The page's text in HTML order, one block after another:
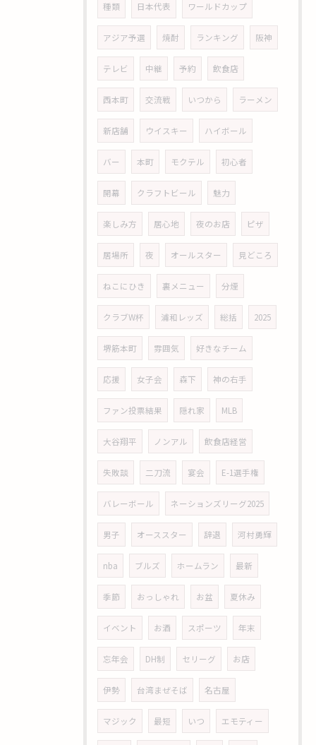
種類 日本代表 ワールドカップ
アジア予選 焼酎 ランキング 阪神
テレビ 中継 予約 飲食店
西本町 交流戦 いつから ラーメン
新店舗 ウイスキー ハイボール
バー 本町 モクテル 初心者
開幕 クラフトビール 魅力
楽しみ方 居心地 夜のお店 ピザ
居場所 夜 オールスター 見どころ
ねこにひき 裏メニュー 分煙
クラブW杯 浦和レッズ 総括 2025
堺筋本町 雰囲気 好きなチーム
応援 女子会 森下 神の右手
ファン投票結果 隠れ家 MLB
大谷翔平 ノンアル 飲食店経営
失敗談 二刀流 宴会 E-1選手権
バレーボール ネーションズリーグ2025
男子 オーススター 辞退 河村勇輝
nba ブルズ ホームラン 最新
季節 おっしゃれ お盆 夏休み
イベント お酒 スポーツ 年末
忘年会 DH制 セリーグ お店
伊勢 台湾まぜそば 名古屋
マジック 最短 いつ エモティー